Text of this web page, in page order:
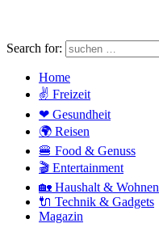
Search for:
Home
✌ Freizeit
❤ Gesundheit
🌍 Reisen
🍔 Food & Genuss
🎬 Entertainment
🏡 Haushalt & Wohnen
🔌 Technik & Gadgets
Magazin